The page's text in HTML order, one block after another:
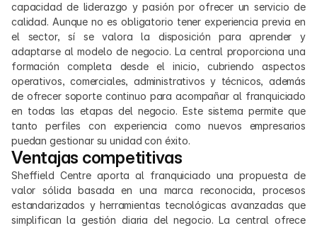
capacidad de liderazgo y pasión por ofrecer un servicio de
calidad. Aunque no es obligatorio tener experiencia previa en
el sector, sí se valora la disposición para aprender y
adaptarse al modelo de negocio. La central proporciona una
formación completa desde el inicio, cubriendo aspectos
operativos, comerciales, administrativos y técnicos, además
de ofrecer soporte continuo para acompañar al franquiciado
en todas las etapas del negocio. Este sistema permite que
tanto perfiles con experiencia como nuevos empresarios
puedan gestionar su unidad con éxito.
Ventajas competitivas
Sheffield Centre aporta al franquiciado una propuesta de
valor sólida basada en una marca reconocida, procesos
estandarizados y herramientas tecnológicas avanzadas que
simplifican la gestión diaria del negocio. La central ofrece